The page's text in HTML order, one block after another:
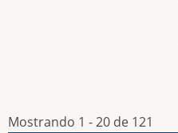
Mostrando 1 - 20 de 121